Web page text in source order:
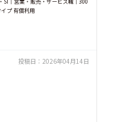
SI｜営業・販売・サービス職｜300
プ 有償利用
投稿日： 2026年04月14日